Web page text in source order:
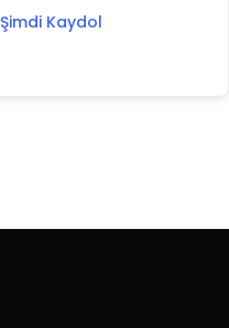
Şimdi Kaydol